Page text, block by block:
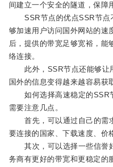
间建立一个安全的隧道，保障
SSR节点的优点SSR节点
够加速用户访问国外网站的速
后，提供的带宽足够宽裕，能
络连接。
此外，SSR节点还能够让
国外的信息变得越来越容易获
如何选择高速稳定的SSR
需要注意几点。
首先，可以通过自己的需
要连接的国家、下载速度、价
其次，可以选择一些信誉
务商有更好的带宽和更稳定的